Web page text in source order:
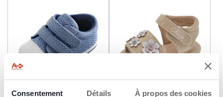
Consentement Détails À propos des cookies
+ COULEURS + COULEURS